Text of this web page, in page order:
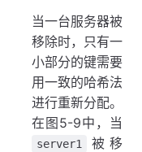
当一台服务器被
移除时，只有一
小部分的键需要
用一致的哈希法
进行重新分配。
在图5-9中，当
server1
被移